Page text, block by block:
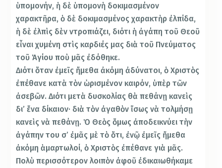
ὑπομονήν, ἡ δὲ ὑπομονὴ δοκιμασμένον
χαρακτῆρα, ὁ δὲ δοκιμασμένος χαρακτὴρ ἐλπίδα,
ἡ δὲ ἐλπὶς δὲν ντροπιάζει, διότι ἡ ἀγάπη τοῦ Θεοῦ
εἶναι χυμένη στὶς καρδιές μας διὰ τοῦ Πνεύματος
τοῦ Ἁγίου ποὺ μᾶς ἐδόθηκε.
Διότι ὅταν ἐμεῖς ἤμεθα ἀκόμη ἀδύνατοι, ὁ Χριστὸς
ἐπέθανε κατὰ τὸν ὡρισμένον καιρόν, ὑπὲρ τῶν
ἀσεβῶν. Διότι μετὰ δυσκολίας θὰ πεθάνῃ κανεὶς
δι’ ἕνα δίκαιον· διὰ τὸν ἀγαθὸν ἴσως νὰ τολμήσῃ
κανεὶς νὰ πεθάνῃ. Ὁ Θεὸς ὅμως ἀποδεικνύει τὴν
ἀγάπην του σ’ ἐμᾶς μὲ τὸ ὅτι, ἐνῷ ἐμεῖς ἤμεθα
ἀκόμη ἁμαρτωλοί, ὁ Χριστὸς ἐπέθανε γιὰ μᾶς.
Πολὺ περισσότερον λοιπὸν ἀφοῦ ἐδικαιωθήκαμε